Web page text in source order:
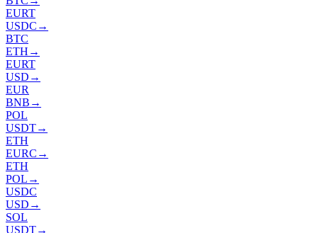
EURT
USDC →
BTC
ETH →
EURT
USD →
EUR
BNB →
POL
USDT→
ETH
EURC →
ETH
POL →
USDC
USD →
SOL
USDT→